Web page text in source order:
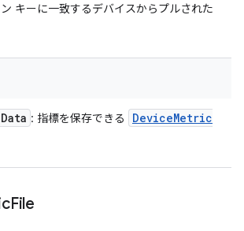
キーに一致するデバイスからプルされた
Data : 指標を保存できる DeviceMetric
File